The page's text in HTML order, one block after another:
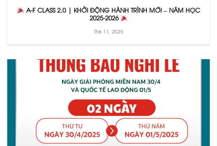
A-F CLASS 2.0 | KHỞI ĐỘNG HÀNH TRÌNH MỚI – NĂM HỌC
2025-2026
Th6 11, 2025